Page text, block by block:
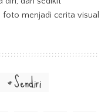
menjadi cerita visual
Sendiri